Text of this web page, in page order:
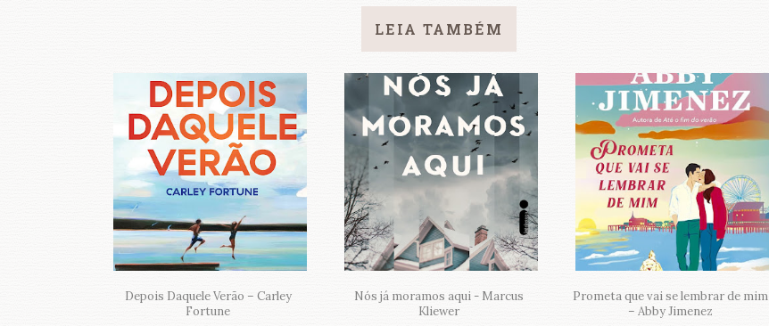
LEIA TAMBÉM
Depois Daquele Verão – Carley
Fortune
Nós já moramos aqui - Marcus
Kliewer
Prometa que vai se lembrar de mim
– Abby Jimenez